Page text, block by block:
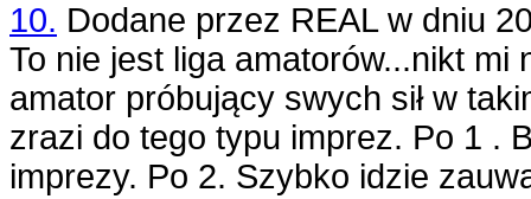
10. Dodane przez REALw dniu
To nie jest liga amatorów...nikt mi
amator próbujący swych sił w
zrazi do tego typu imprez. Po 1 .
imprezy. Po 2. Szybko idzie